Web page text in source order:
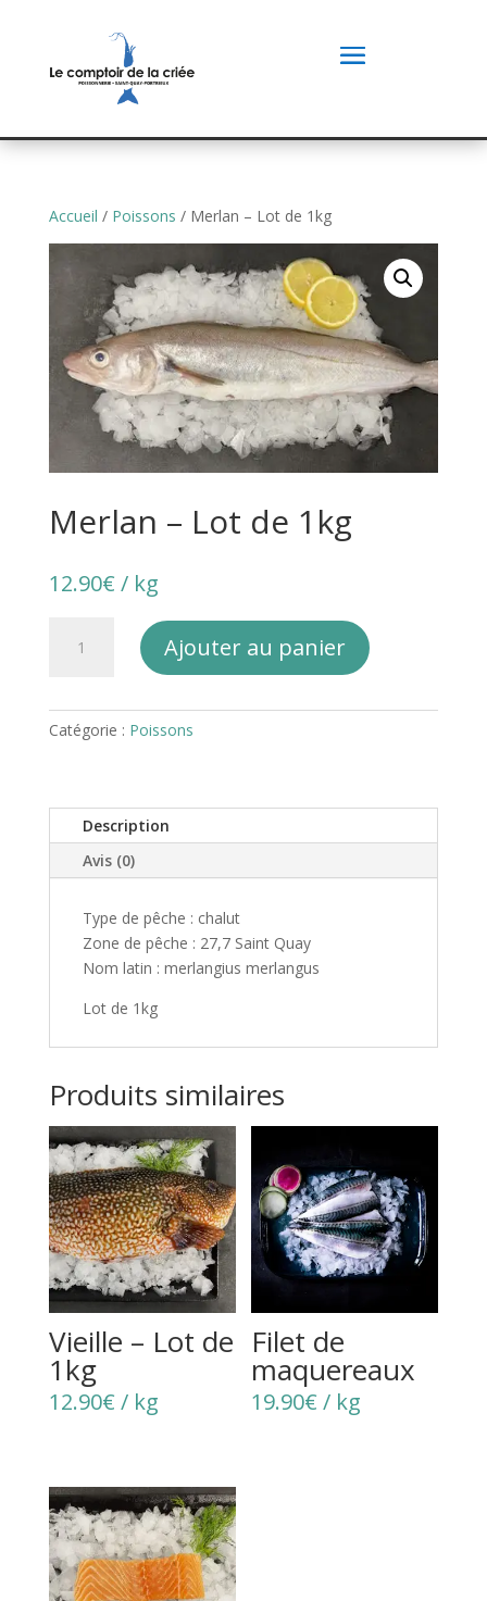
Accueil / Poissons / Merlan – Lot de 1kg
Merlan – Lot de 1kg
12.90€ / kg
Lot
Ajouter au panier
l
e
t
e
Catégorie : Poissons
Description
Avis (0)
Type de pêche : chalut
Zone de pêche : 27,7 Saint Quay
Nom latin : merlangius merlangus
Lot de 1kg
Produits similaires
Vieille – Lot de
1kg
12.90€ / kg
Filet de
maquereaux
19.90€ / kg